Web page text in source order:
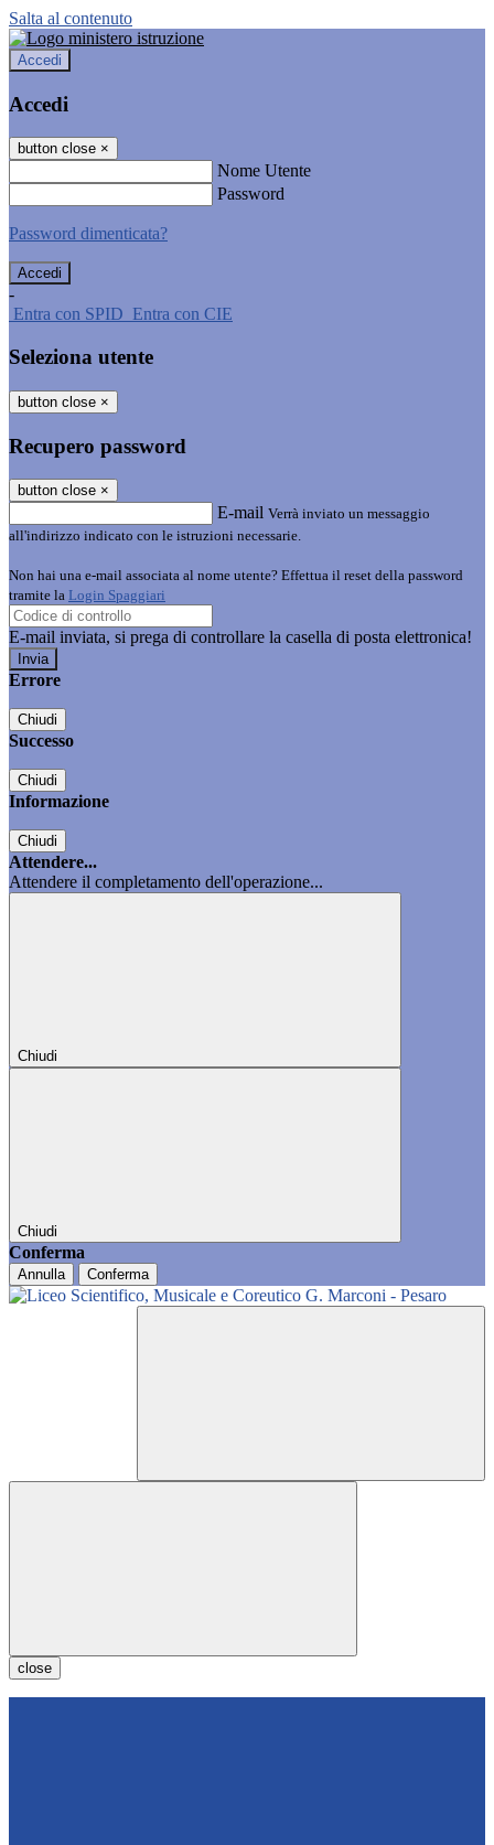
Salta al contenuto
Accedi
Accedi
button close ×
Nome Utente
Password
Password dimenticata?
-
Entra con SPID Entra con CIE
Seleziona utente
button close ×
Recupero password
button close ×
E-mail Verrà inviato un messaggio
all'indirizzo indicato con le istruzioni necessarie.
Non hai una e-mail associata al nome utente? Effettua il reset della password
tramite la Login Spaggiari
E-mail inviata, si prega di controllare la casella di posta elettronica!
Errore
Chiudi
Successo
Chiudi
Informazione
Chiudi
Attendere...
Attendere il completamento dell'operazione...
Chiudi
Chiudi
Conferma
Annulla Conferma
close